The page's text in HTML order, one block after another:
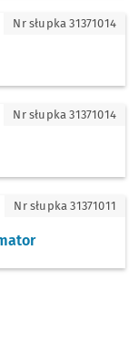
Nr słupka 31371014
- Pętla
Nr słupka 31371014
-
Nr słupka 31371011